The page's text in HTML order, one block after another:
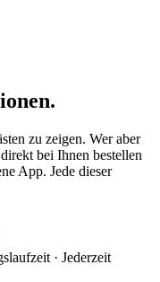
zu zeigen. Wer aber
bei Ihnen bestellen
App. Jede dieser
· Jederzeit